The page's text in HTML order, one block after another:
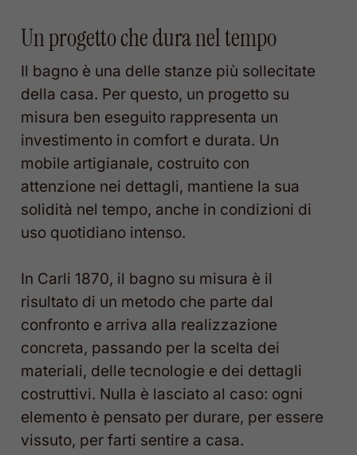
Un progetto che dura nel tempo
Il bagno è una delle stanze più sollecitate
della casa. Per questo, un progetto su
misura ben eseguito rappresenta un
investimento in comfort e durata. Un
mobile artigianale, costruito con
attenzione nei dettagli, mantiene la sua
solidità nel tempo, anche in condizioni di
uso quotidiano intenso.
In Carli 1870, il bagno su misura è il
risultato di un metodo che parte dal
confronto e arriva alla realizzazione
concreta, passando per la scelta dei
materiali, delle tecnologie e dei dettagli
costruttivi. Nulla è lasciato al caso: ogni
elemento è pensato per durare, per essere
vissuto, per farti sentire a casa.